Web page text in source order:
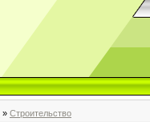
» Строительство